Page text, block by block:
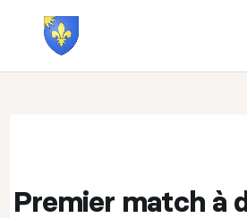
Premier match à